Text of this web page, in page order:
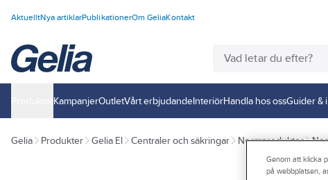
AktuelltNya artiklarPublikationerOm GeliaKontakt
KampanjerOutletVårt erbjudandeInteriörHandla hos ossGuider &
Gelia Produkter Gelia El Centraler och säkringar Normprodukter
Genom att klicka
på webbplatsen,